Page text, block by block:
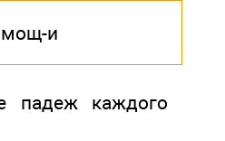
и
падеж каждого